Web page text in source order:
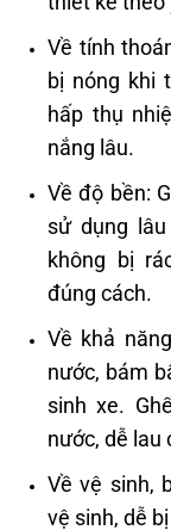
Về tính
bị nóng khi
hấp thụ
nắng lâu.
Về độ bền:
sử dụng
không bị
đúng cách.
Về khả
nước, bám
sinh xe.
nước, dễ lau
Về vệ sinh,
vệ sinh, dễ